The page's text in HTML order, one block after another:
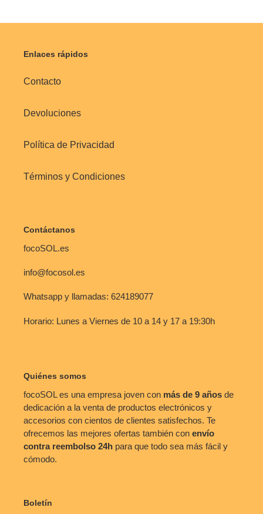
Enlaces rápidos
Contacto
Devoluciones
Política de Privacidad
Términos y Condiciones
Contáctanos
focoSOL.es
info@focosol.es
Whatsapp y llamadas: 624189077
Horario: Lunes a Viernes de 10 a 14 y 17 a 19:30h
Quiénes somos
focoSOL es una empresa joven con más de 9 años de
dedicación a la venta de productos electrónicos y
accesorios con cientos de clientes satisfechos. Te
ofrecemos las mejores ofertas también con envío
contra reembolso 24h para que todo sea más fácil y
cómodo.
Boletín